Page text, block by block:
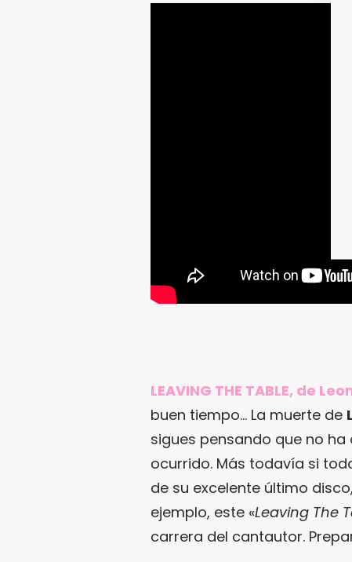
LEAVING THE TABLE, de
buen tiempo… La muerte de
sigues pensando que no
ocurrido. Más todavía si
de su excelente último
ejemplo, este «Leaving The
carrera del cantautor.